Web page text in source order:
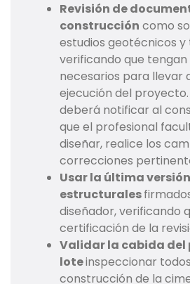
Revisión de
construcción como
estudios geotécnicos
verificando que
necesarios para llevar
ejecución del
deberá notificar al
que el profesional
diseñar, realice los
correcciones
Usar la última
estructurales
diseñador, verificando
certificación de la
Validar la cabida del
loteinspeccionar
construcción de la